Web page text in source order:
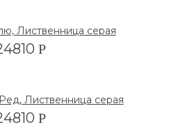
Лиственница серая
Р
Лиственница серая
Р